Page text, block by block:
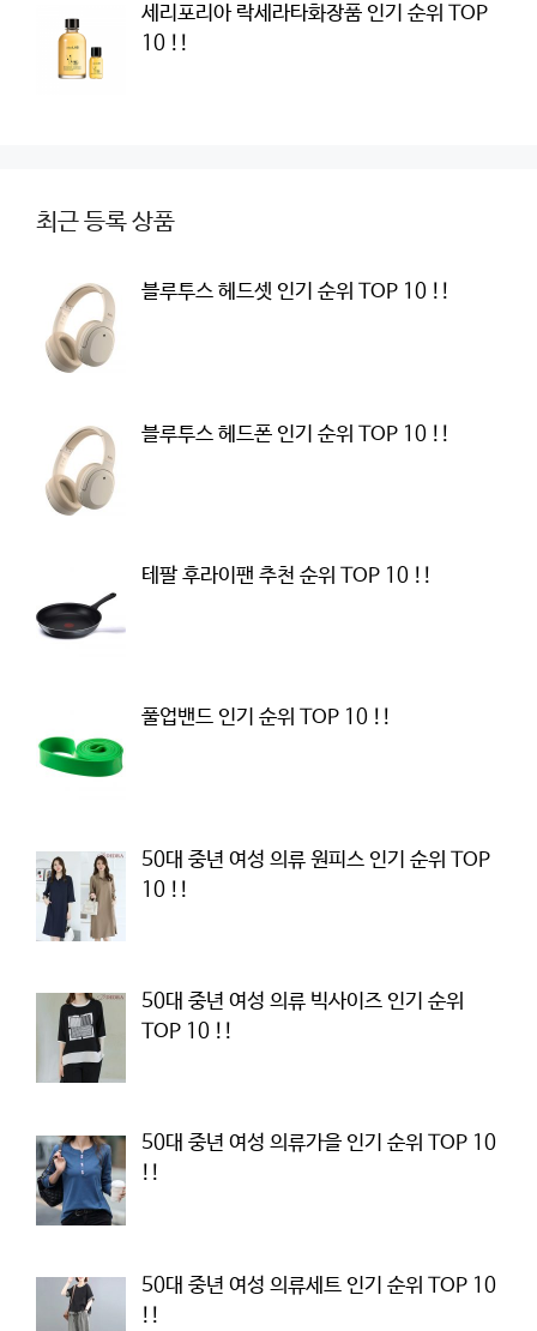
세리포리아 락세라타화장품 인기 순위 TOP
10 !!
최근 등록 상품
블루투스 헤드셋 인기 순위 TOP 10 !!
블루투스 헤드폰 인기 순위 TOP 10 !!
테팔 후라이팬 추천 순위 TOP 10 !!
풀업밴드 인기 순위 TOP 10 !!
50대 중년 여성 의류 원피스 인기 순위 TOP
10 !!
50대 중년 여성 의류 빅사이즈 인기 순위
TOP 10 !!
50대 중년 여성 의류가을 인기 순위 TOP 10
!!
50대 중년 여성 의류세트 인기 순위 TOP 10
!!